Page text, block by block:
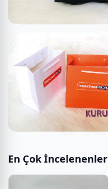
En Çok İncelenenler